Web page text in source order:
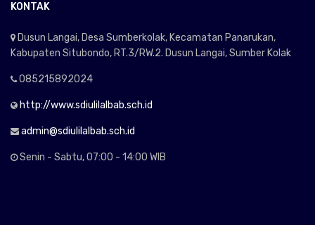
KONTAK
Dusun Langai, Desa Sumberkolak, Kecamatan Panarukan,
Kabupaten Situbondo, RT.3/RW.2. Dusun Langai, Sumber Kolak
085215892024
http://www.sdiulilalbab.sch.id
admin@sdiulilalbab.sch.id
Senin - Sabtu, 07:00 - 14:00 WIB